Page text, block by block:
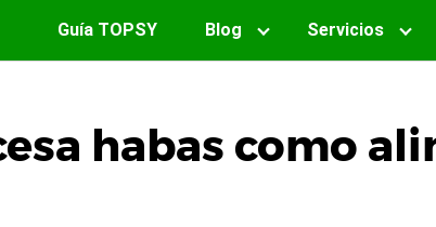
Guía TOPSY Blog Servicios
habas como